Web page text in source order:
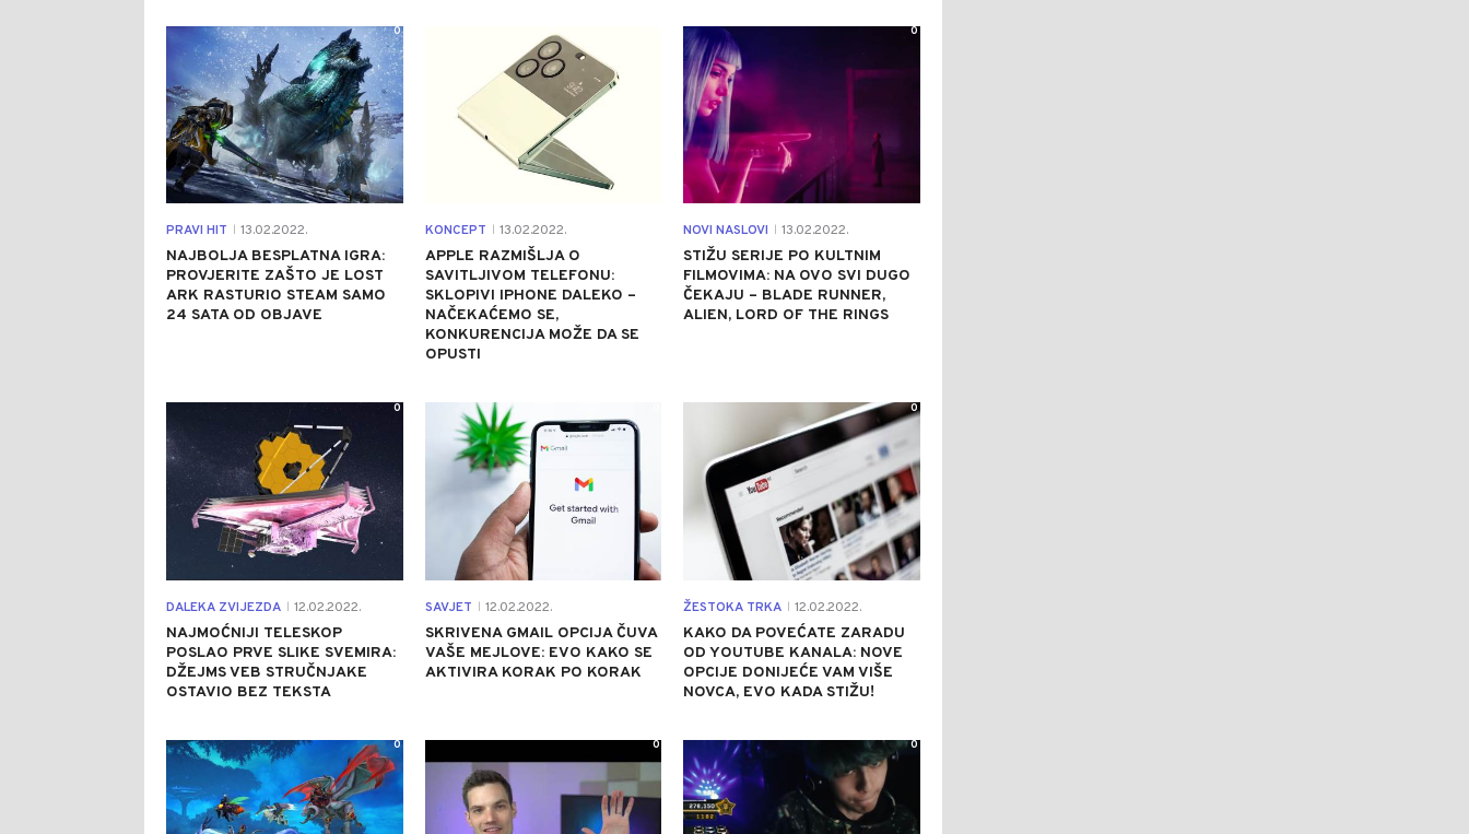
PRAVI HIT 13.02.2022.
NAJBOLJA BESPLATNA IGRA:
PROVJERITE ZAŠTO JE LOST
ARK RASTURIO STEAM SAMO
24 SATA OD OBJAVE
0
KONCEPT 13.02.2022.
APPLE RAZMIŠLJA O
SAVITLJIVOM TELEFONU:
SKLOPIVI IPHONE DALEKO –
NAČEKAĆEMO SE,
KONKURENCIJA MOŽE DA SE
OPUSTI
NOVI NASLOVI 13.02.2022.
STIŽU SERIJE PO KULTNIM
FILMOVIMA: NA OVO SVI DUGO
ČEKAJU – BLADE RUNNER,
ALIEN, LORD OF THE RINGS
0
DALEKA ZVIJEZDA 12.02.2022.
NAJMOĆNIJI TELESKOP
POSLAO PRVE SLIKE SVEMIRA:
DŽEJMS VEB STRUČNJAKE
OSTAVIO BEZ TEKSTA
0
SAVJET 12.02.2022.
SKRIVENA GMAIL OPCIJA ČUVA
VAŠE MEJLOVE: EVO KAKO SE
AKTIVIRA KORAK PO KORAK
ŽESTOKA TRKA 12.02.2022.
KAKO DA POVEĆATE ZARADU
OD YOUTUBE KANALA: NOVE
OPCIJE DONIJEĆE VAM VIŠE
NOVCA, EVO KADA STIŽU!
0
0 0 0